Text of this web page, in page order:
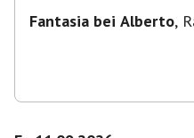
Fantasia bei Alberto,